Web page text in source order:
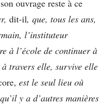
ouvrage reste à ce
dit-il, que, tous les ans,
l’instituteur
à l’école de continuer à
travers elle, survive elle
est le seul lieu où
y a d’autres manières